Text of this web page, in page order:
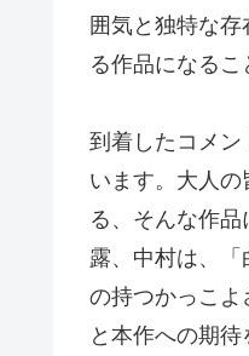
囲気と独特な
る作品になるこ
到着したコメン
います。⼤⼈
る、そんな作
露、中村は、
の持つかっこよ
と本作への期待